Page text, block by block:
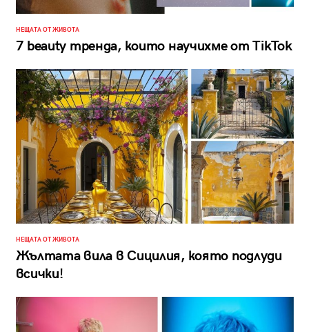
НЕЩАТА ОТ ЖИВОТА
7 beauty тренда, които научихме от TikTok
НЕЩАТА ОТ ЖИВОТА
Жълтата вила в Сицилия, която подлуди
всички!